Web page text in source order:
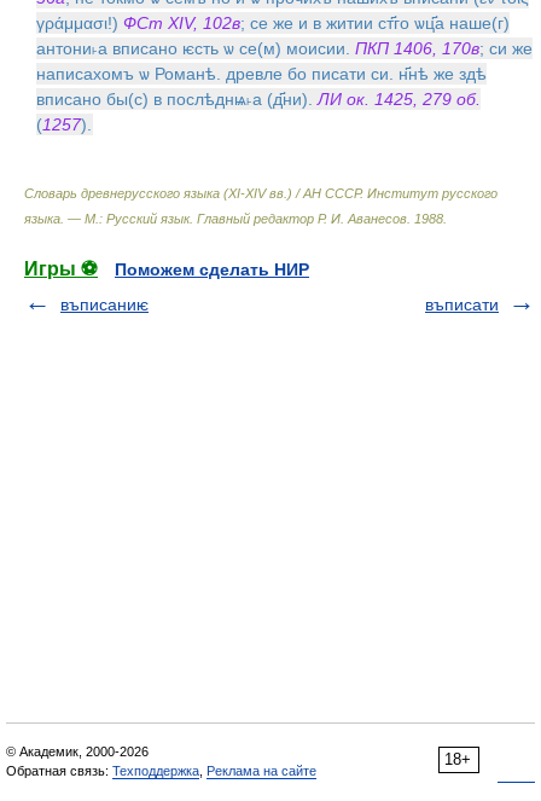
γράμμασι!) ФСт XIV, 102в; се же и в житии ст҃го ѡц҃а наше(г)
антони˫а вписано ѥсть ѡ се(м) моисии. ПКП 1406, 170в; си же
написахомъ ѡ Романѣ. древле бо писати си. н҃нѣ же здѣ
вписано бы(с) в послѣднѩ˫а (д҃ни). ЛИ ок. 1425, 279 об.
(1257).
Словарь древнерусского языка (XI-XIV вв.) / АН СССР. Институт русского
языка. — М.: Русский язык. Главный редактор Р. И. Аванесов 1988
Игры ⚽
Поможем сделать НИР
въписаниѥ
въписати
18+
© Академик, 2000-2026
Обратная связь: Техподдержка Реклама на сайте